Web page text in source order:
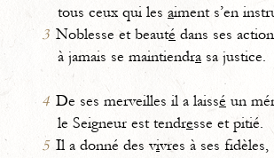
tous ceux qui les aiment s’en
3 Noblesse et beauté dans ses
à jamais se maintiendrasa justice.
4 De ses merveilles il a laissé un
le Seigneur est tendresse et pitié.
5 Il a donné des vivres à ses fidèles,